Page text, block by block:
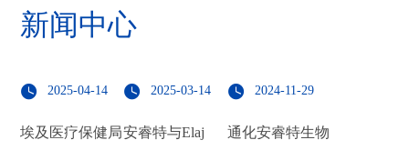
新闻中心
2025-04-14
埃及医疗保健局
2025-03-14
安睿特与Elaj
2024-11-29
通化安睿特生物